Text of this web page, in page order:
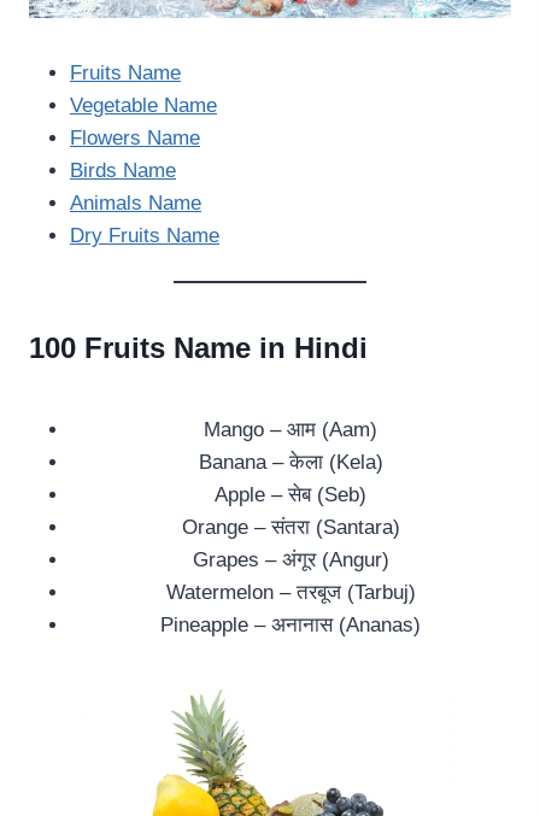
Fruits Name
Vegetable Name
Flowers Name
Birds Name
Animals Name
Dry Fruits Name
100 Fruits Name in Hindi
Mango – आम (Aam)
Banana – केला (Kela)
Apple – सेब (Seb)
Orange – संतरा (Santara)
Grapes – अंगूर (Angur)
Watermelon – तरबूज (Tarbuj)
Pineapple – अनानास (Ananas)